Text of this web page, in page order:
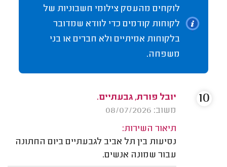
לוקחים מהעסק צילומי חשבוניות של
לקוחות קודמים כדי לוודא שמדובר
בלקוחות אמיתיים ולא חברים או בני
משפחה.
יובל פורת, גבעתיים.
משוב: 08/07/2026
תיאור השירות:
נסיעות בין תל אביב לגבעתיים ביום החתונה
עבור שמונה אנשים.
10